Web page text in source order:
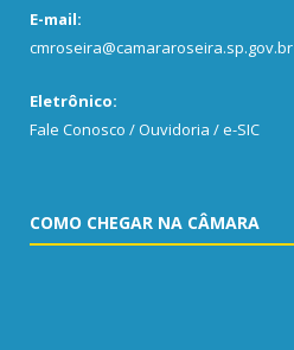
E-mail:
cmroseira@camararoseira.sp.gov.br
Eletrônico:
Fale Conosco / Ouvidoria / e-SIC
COMO CHEGAR NA CÂMARA